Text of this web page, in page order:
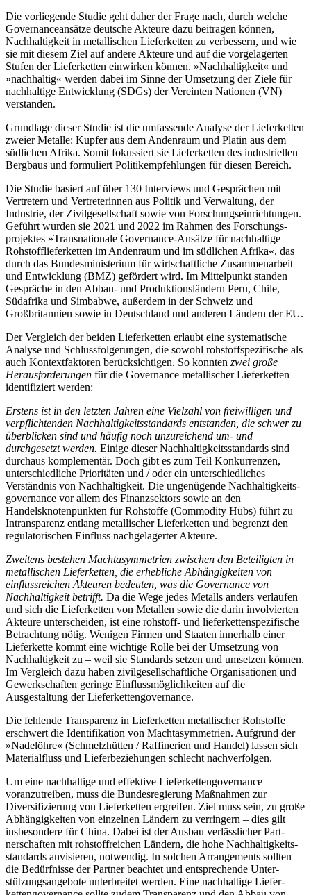
Die vorliegende Studie geht daher der Frage nach, durch welche
Governance­ansätze deutsche Akteure dazu beitragen können,
Nachhaltigkeit in metallischen Lieferketten zu verbessern, und wie
sie mit diesem Ziel auf andere Akteure und auf die vorgelagerten
Stufen der Lieferketten einwirken können. »Nachhaltig­keit« und
»nachhaltig« werden dabei im Sinne der Um­setzung der Ziele für
nachhaltige Entwicklung (SDGs) der Vereinten Nationen (VN)
verstanden.
Grundlage dieser Studie ist die umfassende Analyse der Lieferketten
zweier Metalle: Kupfer aus dem Anden­raum und Platin aus dem
südlichen Afrika. Somit fokus­siert sie Lieferketten des industriellen
Bergbaus und formuliert Politikempfehlungen für diesen Bereich.
Die Studie basiert auf über 130 Interviews und Gesprächen mit
Vertretern und Vertreterinnen aus Politik und Verwaltung, der
Industrie, der Zivilgesellschaft sowie von Forschungseinrichtungen.
Geführt wurden sie 2021 und 2022 im Rahmen des Forschungs­
projektes »Transnationale Governance-Ansätze für nachhaltige
Rohstofflieferketten im Andenraum und im südlichen Afrika«, das
durch das Bundesministe­rium für wirtschaftliche Zusammenarbeit
und Ent­wicklung (BMZ) gefördert wird. Im Mittelpunkt stan­den
Gespräche in den Abbau- und Produktionsländern Peru, Chile,
Südafrika und Simbabwe, außerdem in der Schweiz und
Großbritannien sowie in Deutschland und anderen Ländern der EU.
Der Vergleich der beiden Lieferketten erlaubt eine systematische
Analyse und Schlussfolgerungen, die sowohl rohstoffspezifische als
auch Kontextfaktoren berücksichtigen. So konnten zwei große
Herausforderungen für die Governance metallischer Lieferketten
iden­tifiziert werden:
Erstens ist in den letzten Jahren eine Vielzahl von freiwilligen und
verpflichtenden Nachhaltig­keits­standards entstanden, die schwer zu
überblicken sind und häufig noch unzureichend um- und
durchgesetzt werden. Einige dieser Nachhaltigkeits­standards sind
durchaus komplementär. Doch gibt es zum Teil Konkurrenzen,
unterschiedliche Prio­ritäten und / oder ein unterschiedliches
Verständnis von Nachhaltigkeit. Die ungenügende Nachhaltigkeits­
governance vor allem des Finanzsektors sowie an den
Handelsknotenpunkten für Rohstoffe (Commodity Hubs) führt zu
Intransparenz entlang metallischer Lieferketten und begrenzt den
regulatorischen Ein­fluss nachgelagerter Akteure.
Zweitens bestehen Machtasymmetrien zwischen den Betei­lig­ten in
metal­lischen Lieferketten, die erhebliche Abhängigkeiten von
einflussreichen Akteuren bedeuten, was die Gover­nance von
Nachhaltigkeit betrifft. Da die Wege jedes Metalls anders verlaufen
und sich die Lieferketten von Metal­len sowie die darin involvierten
Akteure unterscheiden, ist eine rohstoff- und lieferketten­spezifische
Betrachtung nötig. Wenigen Firmen und Staaten inner­halb einer
Lieferkette kommt eine wich­tige Rolle bei der Umsetzung von
Nachhaltigkeit zu – weil sie Stan­dards setzen und umsetzen können.
Im Vergleich dazu haben zivilgesellschaftliche Organisationen und
Gewerkschaften geringe Einfluss­möglich­keiten auf die
Ausgestaltung der Lieferkettengovernance.
Die fehlende Transparenz in Lieferketten metallischer Rohstoffe
erschwert die Identifikation von Macht­asymmetrien. Aufgrund der
»Nadelöhre« (Schmelzhütten / Raffinerien und Handel) lassen sich
Materialfluss und Lieferbeziehungen schlecht nachverfolgen.
Um eine nachhaltige und effektive Lieferkettengovernance
voranzutreiben, muss die Bundesregierung Maßnahmen zur
Diversifizierung von Lieferketten er­greifen. Ziel muss sein, zu große
Abhängig­keiten von einzelnen Ländern zu verringern – dies gilt
insbeson­dere für China. Dabei ist der Ausbau verlässlicher Part­
nerschaften mit rohstoffreichen Ländern, die hohe Nach­haltigkeits­
standards anvisieren, notwendig. In solchen Arrangements sollten
die Bedürf­nisse der Partner beachtet und entsprechende Unter­
stützungs­angebote unterbreitet werden. Eine nachhaltige Lie­fer­